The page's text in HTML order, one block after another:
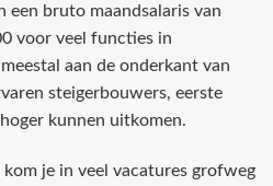
een bruto maandsalaris van
voor veel functies in
aan de onderkant van
steigerbouwers, eerste
kunnen uitkomen.
je in veel vacatures grofweg